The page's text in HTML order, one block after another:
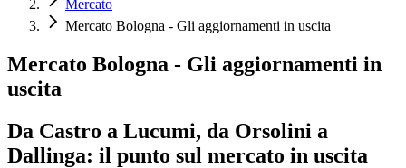
Mercato
Mercato Bologna - Gli aggiornamenti in uscita
Mercato Bologna - Gli aggiornamenti in
uscita
Da Castro a Lucumi, da Orsolini a
Dallinga: il punto sul mercato in uscita